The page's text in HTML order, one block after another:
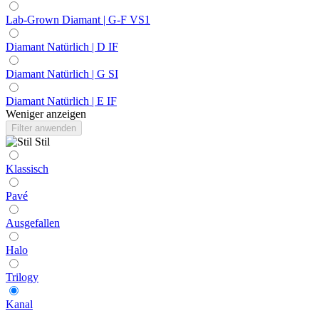
Lab-Grown Diamant | G-F VS1
Diamant Natürlich | D IF
Diamant Natürlich | G SI
Diamant Natürlich | E IF
Weniger anzeigen
Filter anwenden
Stil
Klassisch
Pavé
Ausgefallen
Halo
Trilogy
Kanal